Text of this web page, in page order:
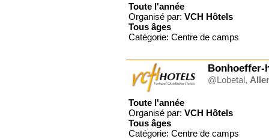
Toute l'année
Organisé par: VCH Hôtels
Tous âges
Catégorie: Centre de camps
Bonhoeffer-
@Lobetal,
Toute l'année
Organisé par: VCH Hôtels
Tous âges
Catégorie: Centre de camps